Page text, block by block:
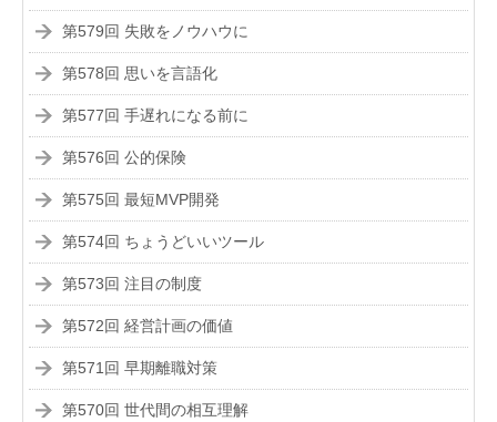
第579回 失敗をノウハウに
第578回 思いを言語化
第577回 手遅れになる前に
第576回 公的保険
第575回 最短MVP開発
第574回 ちょうどいいツール
第573回 注目の制度
第572回 経営計画の価値
第571回 早期離職対策
第570回 世代間の相互理解